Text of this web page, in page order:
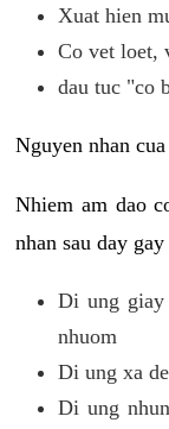
Xuat hien
Co vet loet,
dau tuc "co
Nguyen nhan
Nhiem am dao
nhan sau day
Di ung
nhuom
Di ung xa
Di ung